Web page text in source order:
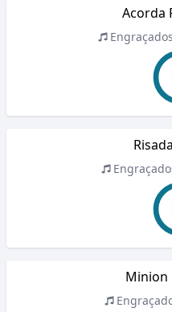
Acorda
Engraçados
Minion